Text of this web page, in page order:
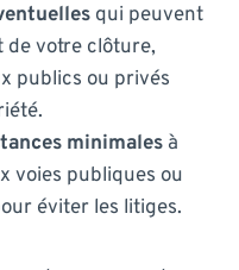
qui peuvent
de votre clôture,
publics ou privés
minimales à
voies publiques ou
éviter les litiges.